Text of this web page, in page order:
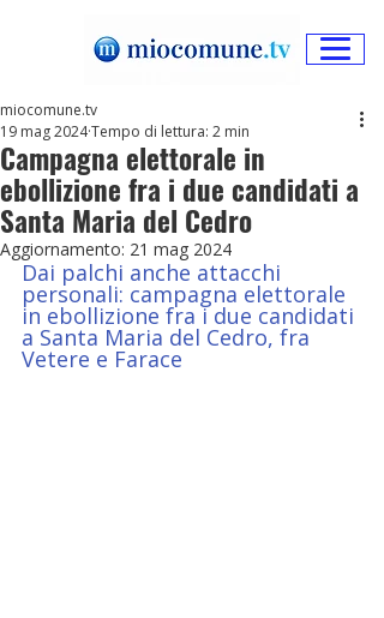
Campagna elettorale in
ebollizione fra i due candidati a
Santa Maria del Cedro
miocomune.tv
19 mag 2024Tempo di lettura: 2 min
Aggiornamento: 21 mag 2024
Dai palchi anche attacchi
personali: campagna elettorale
in ebollizione fra i due candidati
a Santa Maria del Cedro, fra
Vetere e Farace